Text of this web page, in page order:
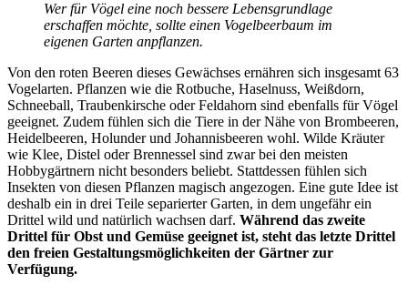
Wer für Vögel eine noch bessere Lebensgrundlage
erschaffen möchte, sollte einen Vogelbeerbaum im
eigenen Garten anpflanzen.
Von den roten Beeren dieses Gewächses ernähren sich insgesamt 63
Vogelarten. Pflanzen wie die Rotbuche, Haselnuss, Weißdorn,
Schneeball, Traubenkirsche oder Feldahorn sind ebenfalls für Vögel
geeignet. Zudem fühlen sich die Tiere in der Nähe von Brombeeren,
Heidelbeeren, Holunder und Johannisbeeren wohl. Wilde Kräuter
wie Klee, Distel oder Brennessel sind zwar bei den meisten
Hobbygärtnern nicht besonders beliebt. Stattdessen fühlen sich
Insekten von diesen Pflanzen magisch angezogen. Eine gute Idee ist
deshalb ein in drei Teile separierter Garten, in dem ungefähr ein
Drittel wild und natürlich wachsen darf. Während das zweite
Drittel für Obst und Gemüse geeignet ist, steht das letzte Drittel
den freien Gestaltungsmöglichkeiten der Gärtner zur
Verfügung.